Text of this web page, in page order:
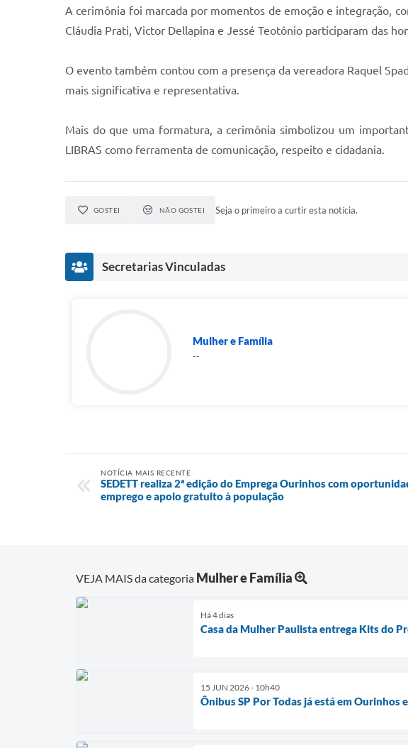
A cerimônia foi marcada por momentos de emoção e integração,
Cláudia Prati, Victor Dellapina e Jessé Teotônio participaram das
O evento também contou com a presença da vereadora Raquel
mais significativa e representativa.
Mais do que uma formatura, a cerimônia simbolizou um
LIBRAS como ferramenta de comunicação, respeito e cidadania.
GOSTEI NÃO GOSTEI Seja o primeiro a curtir esta notícia.
Secretarias Vinculadas
Mulher e Família
--
NOTÍCIA MAIS RECENTE
SEDETT realiza 2ª edição do Emprega Ourinhos com
emprego e apoio gratuito à população
VEJA MAIS da categoria Mulher e Família
Há 4 dias
Casa da Mulher Paulista entrega Kits do
15 JUN 2026 - 10h40
Ônibus SP Por Todas já está em